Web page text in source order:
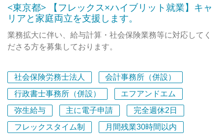
・「改善」・・・ 改善・実行・創意工夫に努めます。
・「長期的利益」・・・ 短期的な利益よりも長期的な利
益を享受いただく観点からアドバイスさせていただきま
す。
性を磨きます。
・「挑戦」 ・・・変化を恐れずに新しいことにチャレン
ジしていきます。
・「連携」 ・・・信頼できる他士業と連携して様々な角
度からサポートをする体制を維持していきます。
<東京都> 【フレックス×ハイブリット就業】キャ
リアと家庭両立を支援します。
業務拡大に伴い、給与計算・社会保険業務等に対応してく
ださる方を募集しております。
弊法人は母体である税理士法人が2016年に設立され、そ
の後、2018年に併設された社会保険労務士法人です。
グループ法人は、顧問先数の増加と事業拡大に伴い拠点展
開も積極的に推進しています。
従業員100名以上の規模となっており、安定基盤のもと社
員も組織も成長を続けています！
社会保険労務士法人
会計事務所（併設）
行政書士事務所（併設）
エフアンドエム
弥生給与
主に電子申請
完全週休2日
フレックスタイム制
月間残業30時間以内